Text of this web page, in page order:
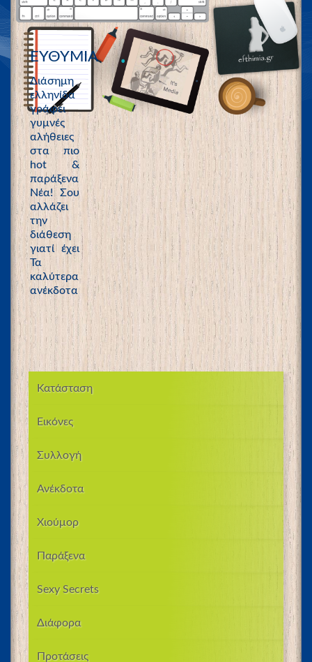
ΕΥΘΥΜΙΑ
Διάσημη
ελληνίδα
γράφει
γυμνές
αλήθειες
στα πιο
hot &
παράξενα
Νέα! Σου
αλλάζει
την
διάθεση
γιατί έχει
Τα
καλύτερα
ανέκδοτα
Κατάσταση
Εικόνες
Συλλογή
Ανέκδοτα
Χιούμορ
Παράξενα
Sexy Secrets
Διάφορα
Προτάσεις